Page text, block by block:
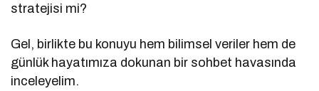
stratejisi mi?
Gel, birlikte bu konuyu hem bilimsel veriler hem de
günlük hayatımıza dokunan bir sohbet havasında
inceleyelim.